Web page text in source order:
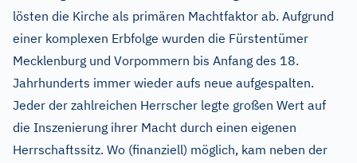
lösten die Kirche als primären Machtfaktor ab. Aufgrund
einer komplexen Erbfolge wurden die Fürstentümer
Mecklenburg und Vorpommern bis Anfang des 18.
Jahrhunderts immer wieder aufs neue aufgespalten.
Jeder der zahlreichen Herrscher legte großen Wert auf
die Inszenierung ihrer Macht durch einen eigenen
Herrschaftssitz. Wo (finanziell) möglich, kam neben der